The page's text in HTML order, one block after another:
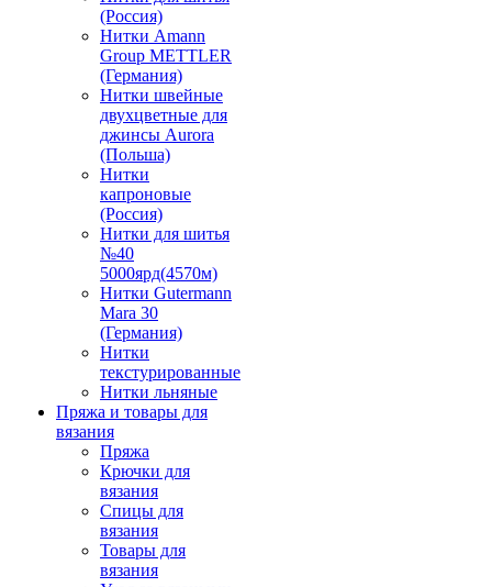
(Россия)
Нитки Amann
Group METTLER
(Германия)
Нитки швейные
двухцветные для
джинсы Aurora
(Польша)
Нитки
капроновые
(Россия)
Нитки для шитья
№40
5000ярд(4570м)
Нитки Gutermann
Mara 30
(Германия)
Нитки
текстурированные
Нитки льняные
Пряжа и товары для
вязания
Пряжа
Крючки для
вязания
Спицы для
вязания
Товары для
вязания